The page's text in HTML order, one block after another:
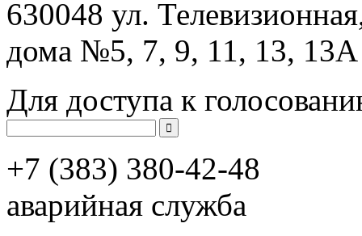
630048 ул.
дома №5, 7, 9, 11, 13, 13А
Для доступа к
+7 (383) 380-42-48
аварийная служба